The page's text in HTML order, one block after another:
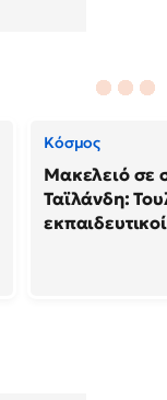
Κόσμος
Μακελειό σε
Ταϊλάνδη: